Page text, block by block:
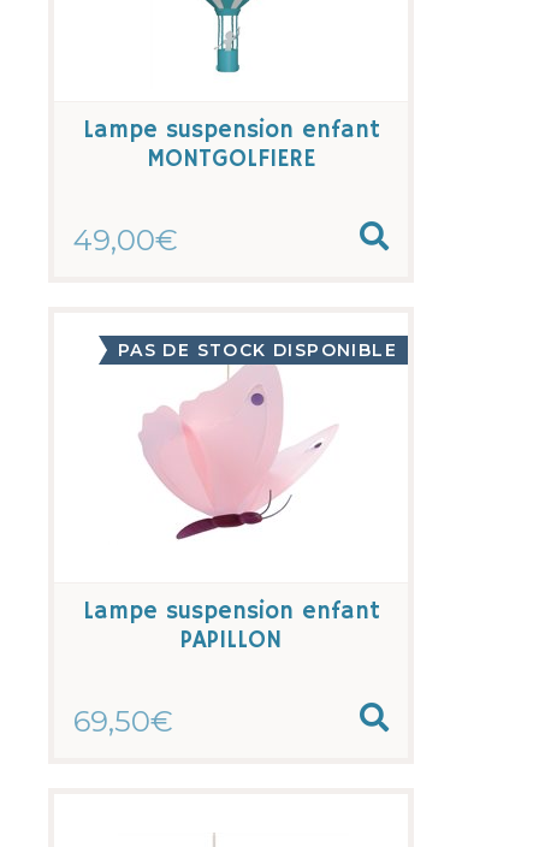
Lampe suspension enfant
MONTGOLFIERE
49,00€
Lampe suspension enfant
PAPILLON
69,50€
PAS DE STOCK DISPONIBLE